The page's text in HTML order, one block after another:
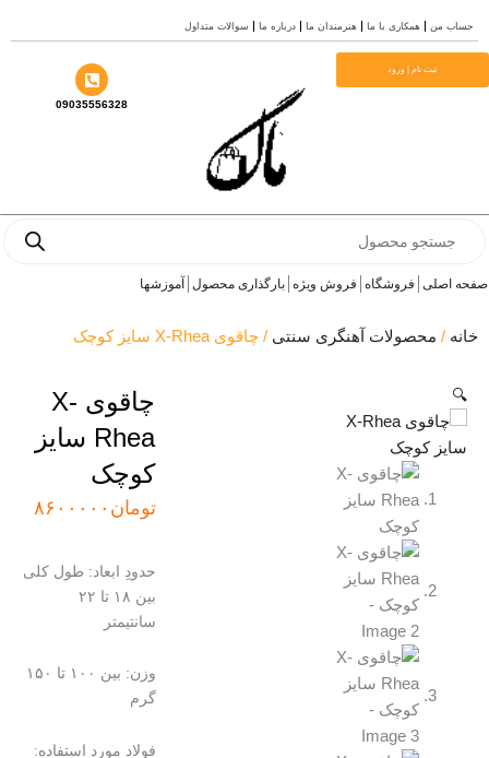
من همکاری با ما هنرمندان ما درباره ما سوالات متداول
ثبت نام | ورود
09035556328
اصلی فروشگاه فروش ویژه بارگذاری محصول آموزشها
/محصولات آهنگری سنتی/ چاقوی X-Rhea سایز کوچک
چاقوی X-
Rhea سایز
کوچک
تومان۸۶۰۰۰۰۰
حدودِ ابعاد: طول کلی
بین ۱۸ تا ۲۲
سانتیمتر
وزن: بین ۱۰۰ تا ۱۵۰
فولاد مورد استفاده: